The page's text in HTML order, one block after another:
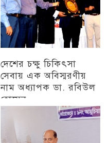
দেশের চক্ষু চিকিৎসা
সেবায় এক অবিস্মরণীয়
নাম অধ্যাপক ডা. রবিউল
হোসেন